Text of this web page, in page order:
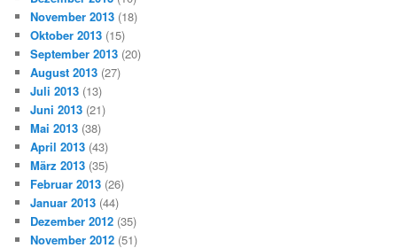
November 2013 (18)
Oktober 2013 (15)
September 2013 (20)
August 2013 (27)
Juli 2013 (13)
Juni 2013 (21)
Mai 2013 (38)
April 2013 (43)
März 2013 (35)
Februar 2013 (26)
Januar 2013 (44)
Dezember 2012 (35)
November 2012 (51)